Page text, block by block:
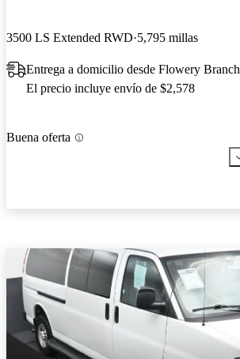
3500 LS Extended RWD 5,795 millas
Entrega a domicilio desde Flowery
El precio incluye envío de $2,578
Buena oferta